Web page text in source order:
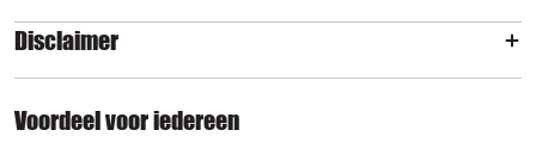
Disclaimer
Voordeel voor iedereen